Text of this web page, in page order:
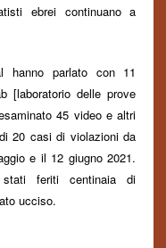
ebrei continuano a
hanno parlato con 11
[laboratorio delle prove
45 video e altri
20 casi di violazioni da
e il 12 giugno 2021.
feriti centinaia di
ucciso.